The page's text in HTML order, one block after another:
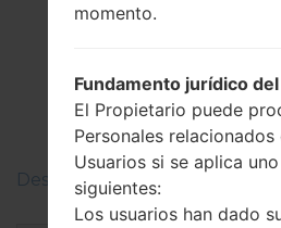
akaLG
Descripciones de regiones
momento.
Fundamento jurídico
El Propietario puede
Personales
Usuarios si se aplica
siguientes:
Los usuarios han dado